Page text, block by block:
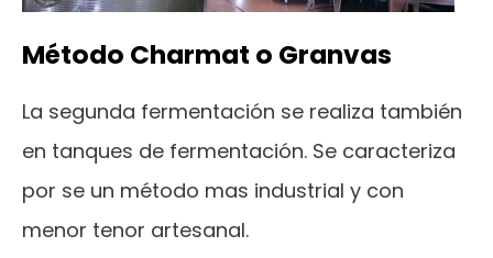
Método Charmat o Granvas
La segunda fermentación se realiza también
en tanques de fermentación. Se caracteriza
por se un método mas industrial y con
menor tenor artesanal.